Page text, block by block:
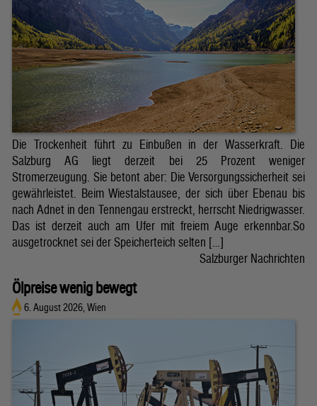
Die Trockenheit führt zu Einbußen in der Wasserkraft. Die
Salzburg AG liegt derzeit bei 25 Prozent weniger
Stromerzeugung. Sie betont aber: Die Versorgungssicherheit sei
gewährleistet. Beim Wiestalstausee, der sich über Ebenau bis
nach Adnet in den Tennengau erstreckt, herrscht Niedrigwasser.
Das ist derzeit auch am Ufer mit freiem Auge erkennbar.So
ausgetrocknet sei der Speicherteich selten […]
Salzburger Nachrichten
Ölpreise wenig bewegt
6. August 2026, Wien